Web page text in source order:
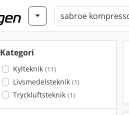
Kategori
Kylteknik (11)
Livsmedelsteknik (1)
Tryckluftsteknik (1)